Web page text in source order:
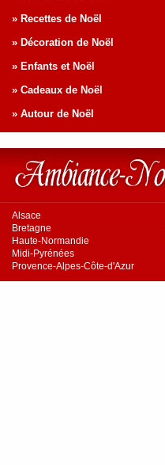
» Recettes de Noël
» Décoration de Noël
» Enfants et Noël
» Cadeaux de Noël
» Autour de Noël
Alsace
Bretagne
Haute-Normandie
Midi-Pyrénées
Provence-Alpes-Côte-d'Azur